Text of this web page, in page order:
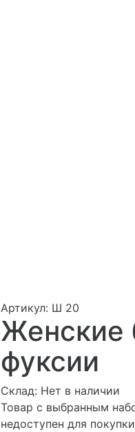
Артикул: Ш 20
Женские
фуксии
Cклад: Нет в наличии
Товар с выбранным
недоступен для покупки